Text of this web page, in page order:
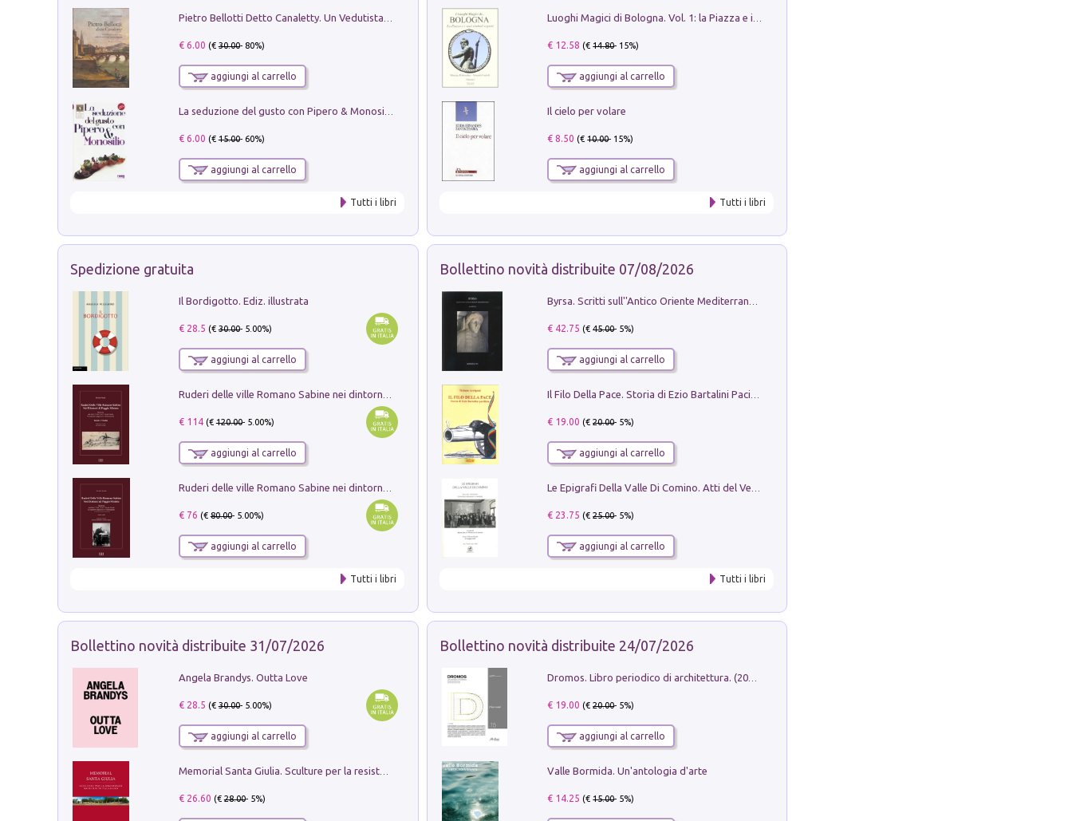
€ 6.00 (€30.00- 80%)
aggiungi al carrello
€ 6.00 (€15.00- 60%)
aggiungi al carrello
Tutti i libri
€ 12.58 (€14.80- 15%)
aggiungi al carrello
Il cielo per volare
€ 8.50 (€10.00- 15%)
aggiungi al carrello
Tutti i libri
Spedizione gratuita
Il Bordigotto. Ediz. illustrata
€ 28.5 (€30.00- 5.00%)
aggiungi al carrello
€ 114(€120.00- 5.00%)
aggiungi al carrello
€ 76 (€80.00- 5.00%)
aggiungi al carrello
Tutti i libri
Bollettino novità distribuite 07/08/2026
€ 42.75 (€45.00- 5%)
aggiungi al carrello
€ 19.00 (€20.00- 5%)
aggiungi al carrello
€ 23.75 (€25.00- 5%)
aggiungi al carrello
Tutti i libri
Bollettino novità distribuite 31/07/2026
Angela Brandys. Outta Love
€ 28.5 (€30.00- 5.00%)
aggiungi al carrello
Memorial Santa Giulia. Sculture per la resistenza Monchio di Palagano
€ 26.60 (€28.00- 5%)
Bollettino novità distribuite 24/07/2026
€ 19.00 (€20.00- 5%)
aggiungi al carrello
Valle Bormida. Un'antologia d'arte
€ 14.25 (€15.00- 5%)